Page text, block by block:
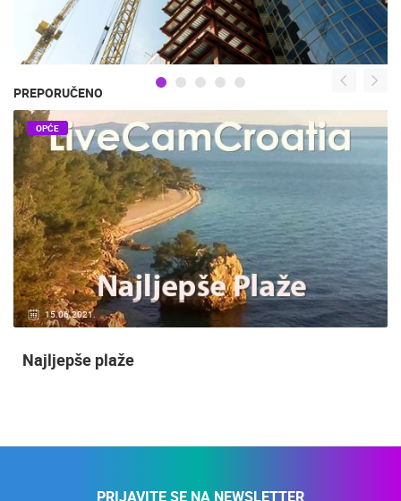
PREPORUČENO
15.06.2021.
OPĆE
Najljepše plaže
PRIJAVITE SE NA NEWSLETTER